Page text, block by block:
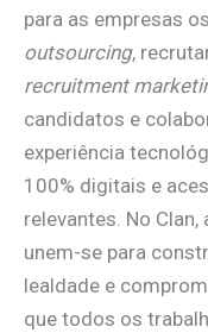
para as empresas
outsourcing,
recruitment
candidatos e
experiência
100% digitais e
relevantes. No
unem-se para
lealdade e
que todos os